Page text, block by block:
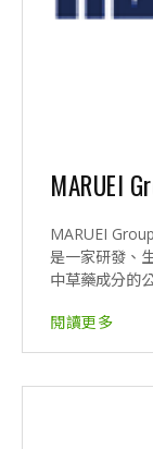
MARUEI
MARUEI
是一家研發、
中草藥成分的
閱讀更多